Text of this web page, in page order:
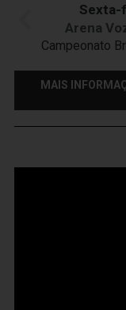
Sexta-
Arena
Campeonato
MAIS